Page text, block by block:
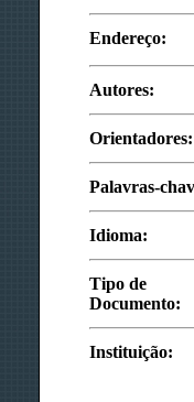
Endereço:
Autores:
Orientadores:
Palavras-
Idioma:
Tipo de
Documento:
Instituição: